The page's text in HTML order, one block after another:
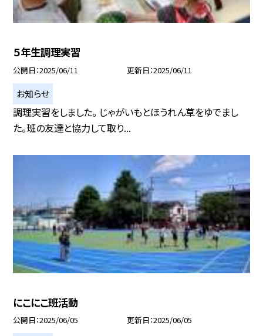
５年生調理実習
公開日 2025/06/11 更新日 2025/06/11
お知らせ
調理実習をしました。 じゃがいもとほうれん草をゆでまし
た。班の友達と協力して取り...
にこにこ班活動
公開日 2025/06/05 更新日 2025/06/05